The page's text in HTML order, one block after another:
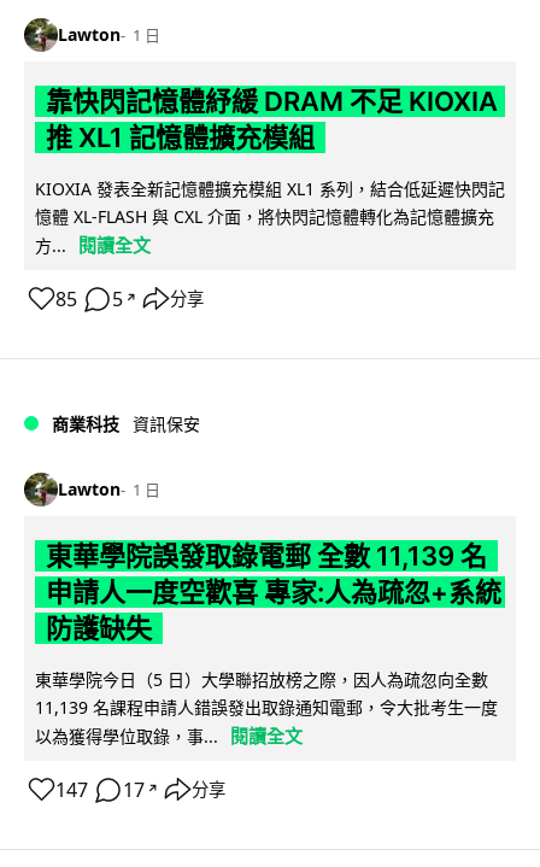
Lawton 1 日
靠快閃記憶體紓緩 DRAM 不足 KIOXIA
推 XL1 記憶體擴充模組
KIOXIA 發表全新記憶體擴充模組 XL1 系列，結合低延遲快閃記
憶體 XL-FLASH 與 CXL 介面，將快閃記憶體轉化為記憶體擴充
方...
閱讀全文
85 5 ↗ 分享
商業科技 資訊保安
Lawton 1 日
東華學院誤發取錄電郵 全數 11,139 名
申請人一度空歡喜 專家:人為疏忽+系統
防護缺失
東華學院今日（5 日）大學聯招放榜之際，因人為疏忽向全數
11,139 名課程申請人錯誤發出取錄通知電郵，令大批考生一度
以為獲得學位取錄，事...
閱讀全文
147 17 ↗ 分享